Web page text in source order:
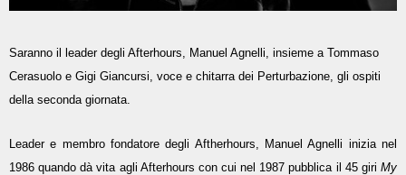
Saranno il leader degli Afterhours, Manuel Agnelli, insieme a Tommaso
Cerasuolo e Gigi Giancursi, voce e chitarra dei Perturbazione, gli ospiti
della seconda giornata.
Leader e membro fondatore degli Aftherhours, Manuel Agnelli inizia nel
1986 quando dà vita agli Afterhours con cui nel 1987 pubblica il 45 giri My